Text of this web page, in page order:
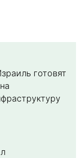
готовят